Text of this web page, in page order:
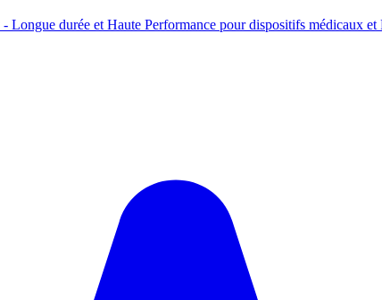
durée et Haute Performance pour dispositifs médicaux et